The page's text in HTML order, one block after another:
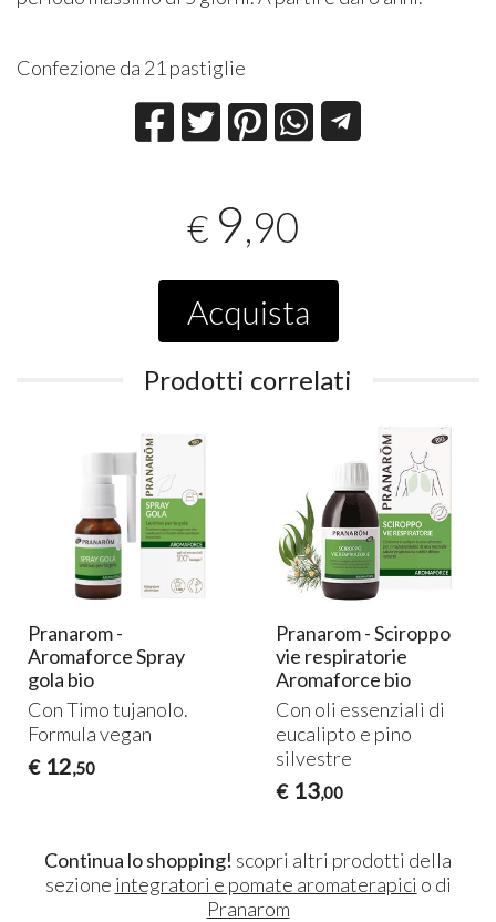
Confezione da 21 pastiglie
€ 9,90
Acquista
Prodotti correlati
Pranarom -
Aromaforce Spray
gola bio
Con Timo tujanolo.
Formula vegan
€ 12,50
Pranarom - Sciroppo
vie respiratorie
Aromaforce bio
Con oli essenziali di
eucalipto e pino
silvestre
€ 13,00
Continua lo shopping! scopri altri prodotti della
sezione integratori e pomate aromaterapici o di
Pranarom